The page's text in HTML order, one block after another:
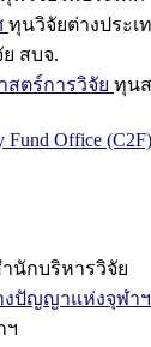
ทุนวิจัยต่างประเ
สบจ.
ตร์การวิจัย ทุน
Fund Office (C2F)
นักบริหารวิจัย
ปัญญาแห่งจุฬาฯ
ฯ